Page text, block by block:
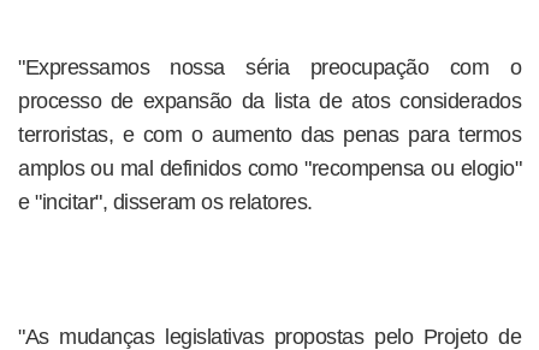
"Expressamos nossa séria preocupação com o
processo de expansão da lista de atos considerados
terroristas, e com o aumento das penas para termos
amplos ou mal definidos como "recompensa ou elogio"
e "incitar", disseram os relatores.
"As mudanças legislativas propostas pelo Projeto de